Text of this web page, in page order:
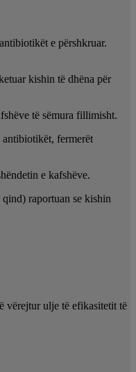
e përshkruar.
kishin të dhëna për
të sëmura fillimisht.
fermerët
e kafshëve.
raportuan se kishin
vërejtur ulje të efikasitetit të